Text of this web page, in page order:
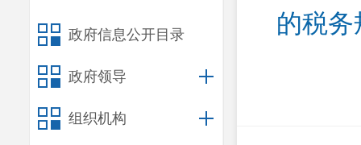
政府信息公开目录
政府领导
组织机构
的税